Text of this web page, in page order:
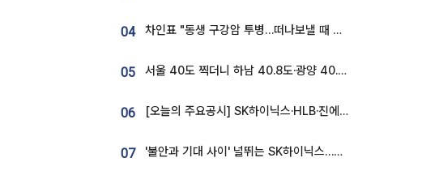
04 차인표 "동생 구강암 투병…떠나보낼 때 가장 힘들었다”
05 서울 40도 찍더니 하남 40.8도·광양 40.2도…전국 '펄펄'
06 [오늘의 주요공시] SK하이닉스·HLB·진에어·포스코홀딩스·네이버·대우건설 등
07 '불안과 기대 사이' 널뛰는 SK하이닉스…증권가 "HBM4·LTA 기반 펀터멘털 견고"